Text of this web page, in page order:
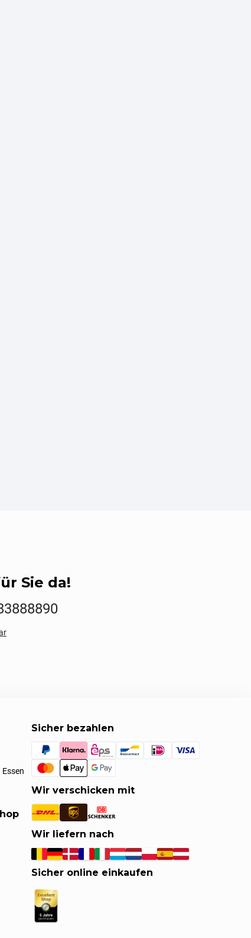
Sie da!
Sicher bezahlen
Wir verschicken mit
Wir liefern nach
Sicher online einkaufen